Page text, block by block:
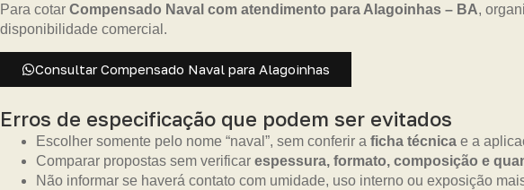
Para cotar Compensado Naval com atendimento para Alagoinhas – BA,
disponibilidade comercial.
Consultar Compensado Naval para Alagoinhas
Erros de especificação que podem ser evitados
Escolher somente pelo nome “naval”, sem conferir a ficha técnica e a
Comparar propostas sem verificar espessura, formato, composição e
Não informar se haverá contato com umidade, uso interno ou exposição